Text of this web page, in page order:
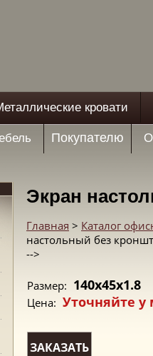
кровати
Покупателю
Экран
Главная > Каталог
настольный без
-->
Размер: 140x45x1.8
Цена: Уточняйте
ЗАКАЗАТЬ